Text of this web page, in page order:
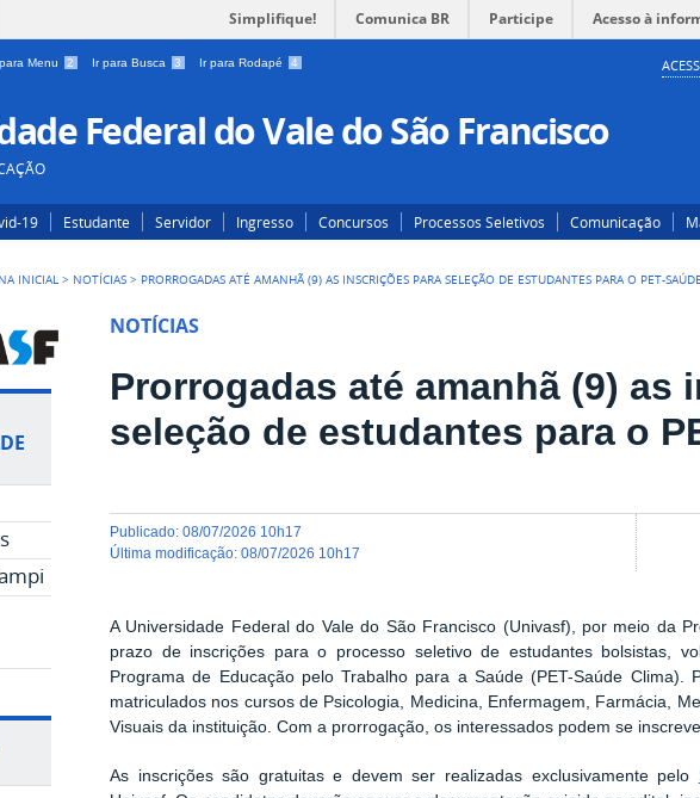
Simplifique! Comunica BR Participe Acesso à
Menu 2 Ir para Busca 3 Ir para Rodapé 4
Federal do Vale do São Francisco
19 Estudante Servidor Ingresso Concursos Processos Seletivos Comunicação
INICIAL > NOTÍCIAS > PRORROGADAS ATÉ AMANHÃ (9) AS INSCRIÇÕES PARA SELEÇÃO DE ESTUDANTES PARA O PET-
NOTÍCIAS
Prorrogadas até amanhã (9) as
seleção de estudantes para o
publicado:08/07/2026 10h17
última modificação:08/07/2026 10h17
A Universidade Federal do Vale do São Francisco (Univasf), por meio da
prazo de inscrições para o processo seletivo de estudantes bolsistas,
Programa de Educação pelo Trabalho para a Saúde (PET-Saúde Clima).
matriculados nos cursos de Psicologia, Medicina, Enfermagem, Farmácia,
Visuais da instituição. Com a prorrogação, os interessados podem se
As inscrições são gratuitas e devem ser realizadas exclusivamente pelo